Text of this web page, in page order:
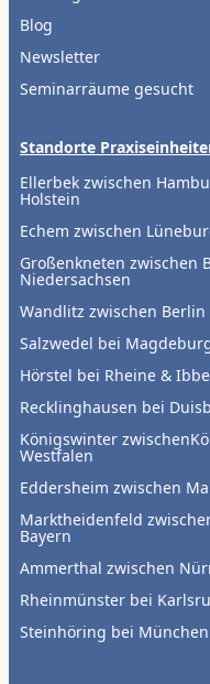
Blog
Newsletter
Seminarräume gesucht
Standorte
Ellerbek zwischen
Holstein
Echem zwischen
Großenkneten zwischen
Niedersachsen
Wandlitz zwischen
Salzwedel bei
Hörstel bei Rheine &
Recklinghausen bei
Königswinter
Westfalen
Eddersheim zwischen
Marktheidenfeld
Bayern
Ammerthal zwischen
Rheinmünster bei
Steinhöring bei